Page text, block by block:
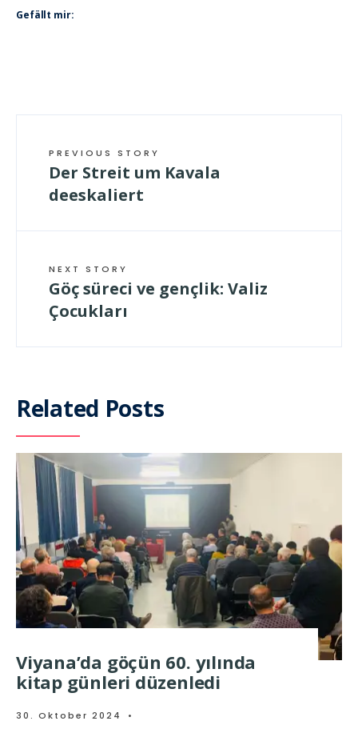
Gefällt mir:
PREVIOUS STORY
Der Streit um Kavala
deeskaliert
NEXT STORY
Göç süreci ve gençlik: Valiz
Çocukları
Related Posts
Viyana’da göçün 60. yılında
kitap günleri düzenledi
30. Oktober 2024 •